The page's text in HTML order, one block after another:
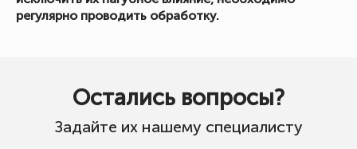
регулярно проводить обработку.
Остались вопросы?
Задайте их нашему специалисту